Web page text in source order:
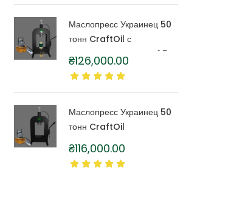
Маслопресс Украинец 50
тонн CraftOil с
капролоновой бочкой 1,5
литра
₴126,000.00
Маслопресс Украинец 50
тонн CraftOil
₴116,000.00